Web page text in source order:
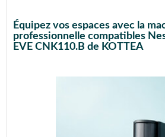
Équipez vos espaces avec la
professionnelle compatibles
EVE CNK110.B de KOTTEA